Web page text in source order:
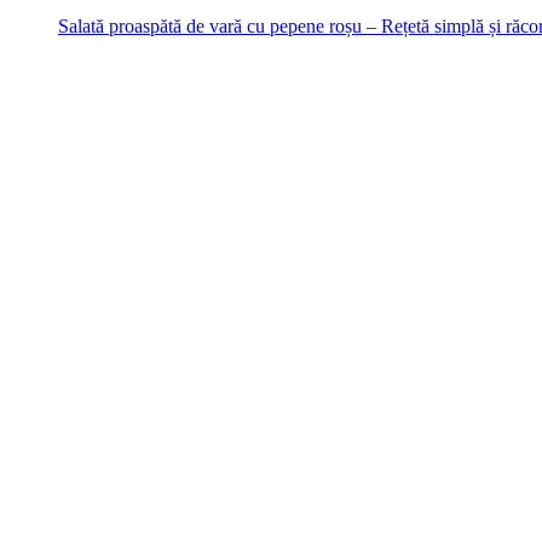
Salată proaspătă de vară cu pepene roșu – Rețetă simplă și